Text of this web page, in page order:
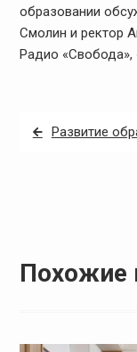
образовании
Смолин и ректор
Радио «Свобода»,
Навигация
Развитие
Похожие